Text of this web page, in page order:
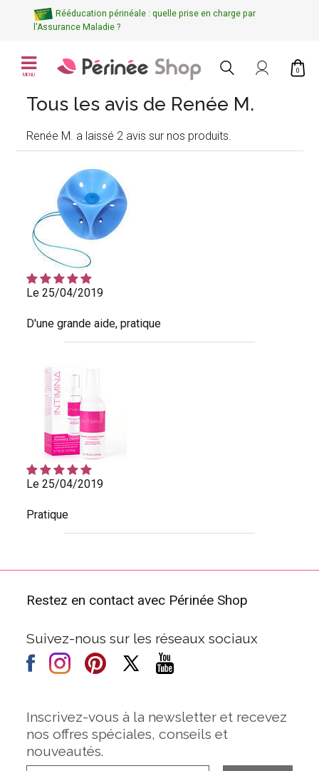
Rééducation périnéale : quelle prise en charge par
l'Assurance Maladie ?
MENU
0
Tous les avis de Renée M.
Renée M. a laissé 2 avis sur nos produits.
Le 25/04/2019
D'une grande aide, pratique
Le 25/04/2019
Pratique
Restez en contact avec Périnée Shop
Suivez-nous sur les réseaux sociaux
Inscrivez-vous à la newsletter et recevez
nos offres spéciales, conseils et
nouveautés.